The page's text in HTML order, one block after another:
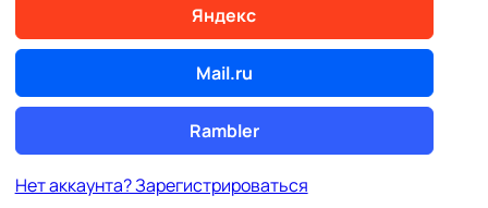
Яндекс
Mail.ru
Rambler
Нет аккаунта? Зарегистрироваться